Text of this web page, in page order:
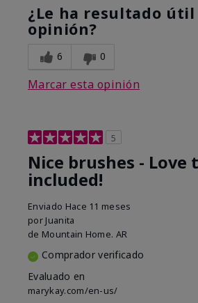
¿Le ha resultado útil
opinión?
6 0
Marcar esta opinión
5
Nice brushes - Love
included!
Enviado Hace 11 meses
por Juanita
de Mountain Home. AR
Comprador verificado
Evaluado en
marykay.com/en-us/